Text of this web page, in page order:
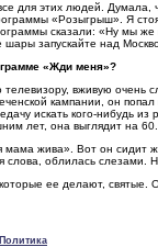
для этих людей. Думала,
«Розыгрыш». Я
сказали: «Ну мы
запускайте над
«Жди меня»?
телевизору, вживую
кампании, он
искать кого-нибудь
лет, она выглядит на 60.
мама жива». Вот он
облилась слезами.
ее делают,
Политика